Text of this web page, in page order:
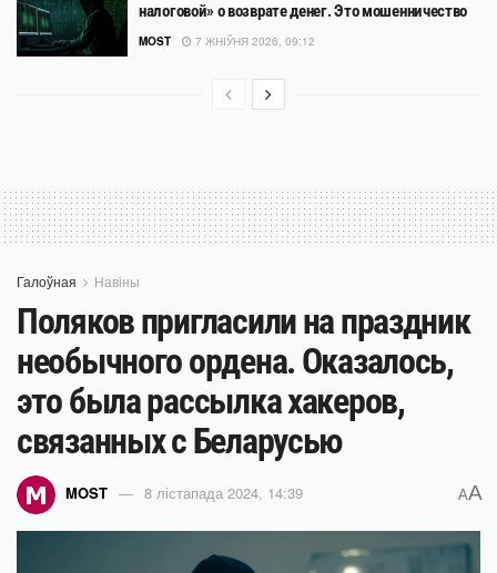
налоговой» о возврате денег. Это мошенничество
MOST 7 ЖНІЎНЯ 2026, 09:12
Галоўная Навіны
Поляков пригласили на праздник
необычного ордена. Оказалось,
это была рассылка хакеров,
связанных с Беларусью
MOST 8 лістапада 2024, 14:39 AA